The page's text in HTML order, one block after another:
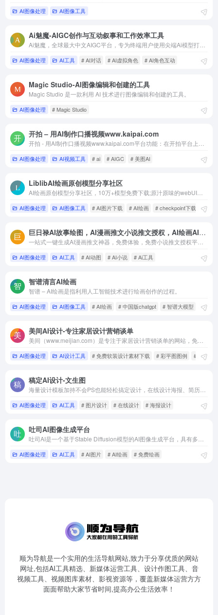
AI图像处理 AI图像工具
Ai魅魔-AIGC创作与互动叙事和工作效率工具
AI图像处理 AI工具 # AI对话 # AI虚拟角色 # AI角色互动
Magic Studio-AI图像编辑和创建的工具
Magic Studio 是一款利用 AI 技术进行图像编辑和创建的工具。
AI图像处理 # Magic Studio
开拍 – 用AI制作口播视频www.kaipai.com
AI图像处理 AI视频工具 # ai # AIGC # 美图AI
LiblibAI绘画原创模型分享社区
AI图像处理 AI图像工具 # AI图片下载 # AI绘画 # checkpoint下载
巨日禄AI故事绘图，AI漫画推文小说推文授权，AI绘画AI视频文生视频
AI图像处理 AI工具 # AI动图 # AI小说 # Ai工具
智谱清言AI绘画
智谱 – AI绘画是指利用人工智能技术进行绘画创作的过程。
AI图像处理 AI图像工具 # AI绘画 # 中国版chatgpt # 智谱大模型
美间AI设计-专注家居设计营销谈单
AI图像处理 AI设计工具 # 免费软装设计素材下载 # 彩平图图例 # 装修效
稿定AI设计-文生图
AI图像处理 AI工具 # 图片设计 # 在线设计 # 海报设计
吐司AI图像生成平台
AI图像处理 AI工具 # AI图片 # AI绘画 # 免费绘画
顺为导航是一个实用的生活导航网站,致力于分享优质的网站
网址,包括AI工具精选、新媒体运营工具、设计作图工具、音
视频工具、视频图库素材、影视资源等，覆盖新媒体运营方方
面面帮助大家节省时间,提高办公生活效率！